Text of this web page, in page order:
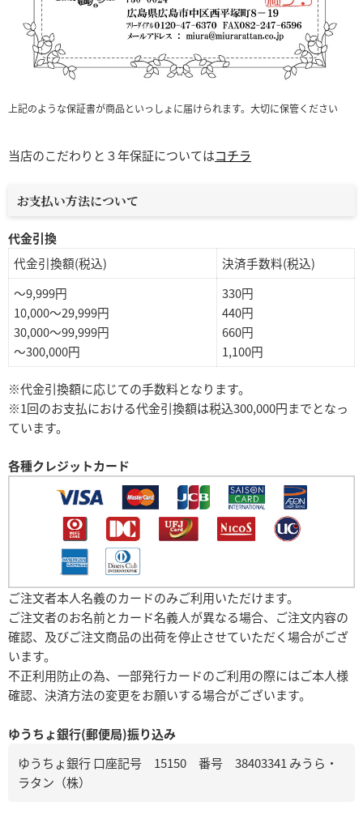
上記のような保証書が商品といっしょに届けられます。大切に保管ください
当店のこだわりと３年保証についてはコチラ
お支払い方法について
代金引換
代金引換額(税込)
決済手数料(税込)
～9,999円
10,000～29,999円
30,000～99,999円
～300,000円
330円
440円
660円
1,100円
※代金引換額に応じての手数料となります。
※1回のお支払における代金引換額は税込300,000円までとなっ
ています。
各種クレジットカード
ご注文者本人名義のカードのみご利用いただけます。
ご注文者のお名前とカード名義人が異なる場合、ご注文内容の
確認、及びご注文商品の出荷を停止させていただく場合がござ
います。
不正利用防止の為、一部発行カードのご利用の際にはご本人様
確認、決済方法の変更をお願いする場合がございます。
ゆうちょ銀行(郵便局)振り込み
ゆうちょ銀行 口座記号 15150 番号 38403341 みうら・
ラタン（株）